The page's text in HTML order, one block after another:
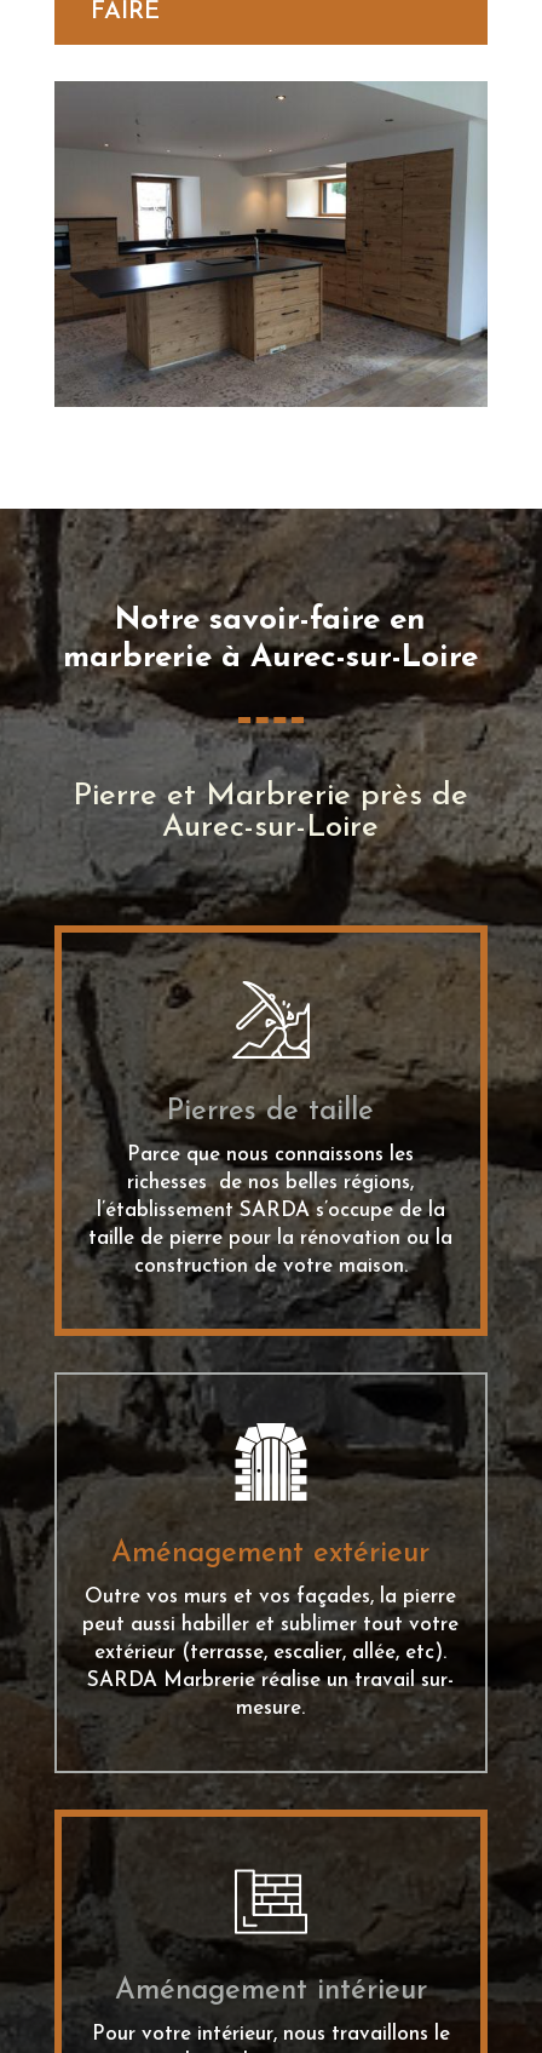
FAIRE
Notre savoir-faire en
marbrerie à Aurec-sur-Loire
Pierre et Marbrerie près de
Aurec-sur-Loire
Pierres de taille
Parce que nous connaissons les
richesses de nos belles régions,
l’établissement SARDA s’occupe de la
taille de pierre pour la rénovation ou la
construction de votre maison.
Aménagement extérieur
Outre vos murs et vos façades, la pierre
peut aussi habiller et sublimer tout votre
extérieur (terrasse, escalier, allée, etc).
SARDA Marbrerie réalise un travail sur-
mesure.
Aménagement intérieur
Pour votre intérieur, nous travaillons le